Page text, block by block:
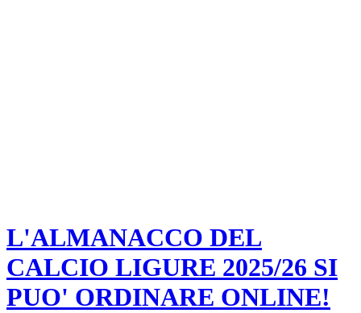
L'ALMANACCO DEL
CALCIO LIGURE 2025/26 SI
PUO' ORDINARE ONLINE!